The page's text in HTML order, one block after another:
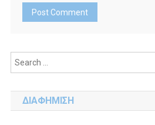
ΔΙΑΦΗΜΙΣΗ